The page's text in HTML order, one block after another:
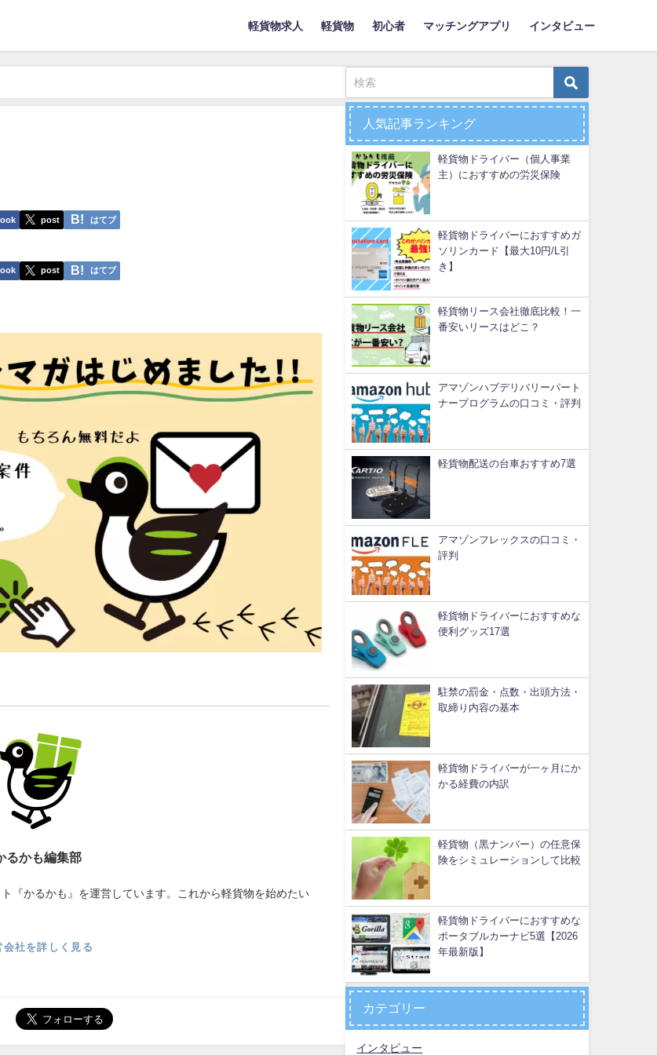
軽貨物求人 軽貨物 初心者 マッチングアプリ インタビュー
post はてブ
post はてブ
るかも編集部
『かるかも』を運営しています。これから軽貨物を始めたい
会社を詳しく見る
人気記事ランキング
軽貨物ドライバー（個人事業
主）におすすめの労災保険
軽貨物ドライバーにおすすめガ
ソリンカード【最大10円/L引
き】
軽貨物リース会社徹底比較！一
番安いリースはどこ？
アマゾンハブデリバリーパート
ナープログラムの口コミ・評判
軽貨物配送の台車おすすめ7選
アマゾンフレックスの口コミ・
評判
軽貨物ドライバーにおすすめな
便利グッズ17選
駐禁の罰金・点数・出頭方法・
取締り内容の基本
軽貨物ドライバーが一ヶ月にか
かる経費の内訳
軽貨物（黒ナンバー）の任意保
険をシミュレーションして比較
軽貨物ドライバーにおすすめな
ポータブルカーナビ5選【2026
年最新版】
カテゴリー
インタビュー